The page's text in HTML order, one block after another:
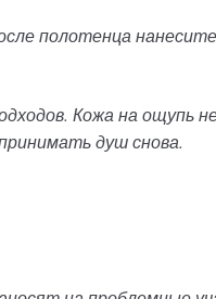
полотенца
Кожа на ощупь
душ снова.